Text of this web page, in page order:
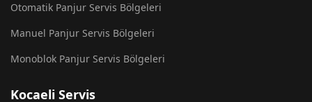
Otomatik Panjur Servis Bölgeleri
Manuel Panjur Servis Bölgeleri
Monoblok Panjur Servis Bölgeleri
Kocaeli Servis